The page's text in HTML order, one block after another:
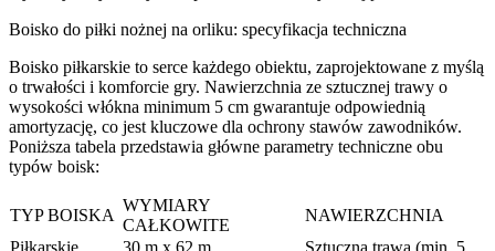
Boisko do piłki nożnej na orliku: specyfikacja techniczna
Boisko piłkarskie to serce każdego obiektu, zaprojektowane z myślą
o trwałości i komforcie gry. Nawierzchnia ze sztucznej trawy o
wysokości włókna minimum 5 cm gwarantuje odpowiednią
amortyzację, co jest kluczowe dla ochrony stawów zawodników.
Poniższa tabela przedstawia główne parametry techniczne obu
typów boisk:
TYP BOISKA
WYMIARY
CAŁKOWITE
NAWIERZCHNIA
Piłkarskie
30 m x 62 m Sztuczna trawa (min. 5